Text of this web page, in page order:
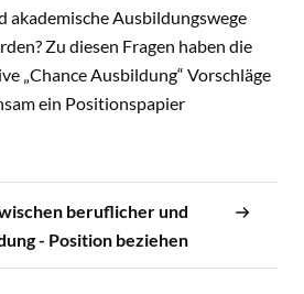
akademische Ausbildungswege
Zu diesen Fragen haben die
„Chance Ausbildung“ Vorschläge
ein Positionspapier
beruflicher und
- Position beziehen